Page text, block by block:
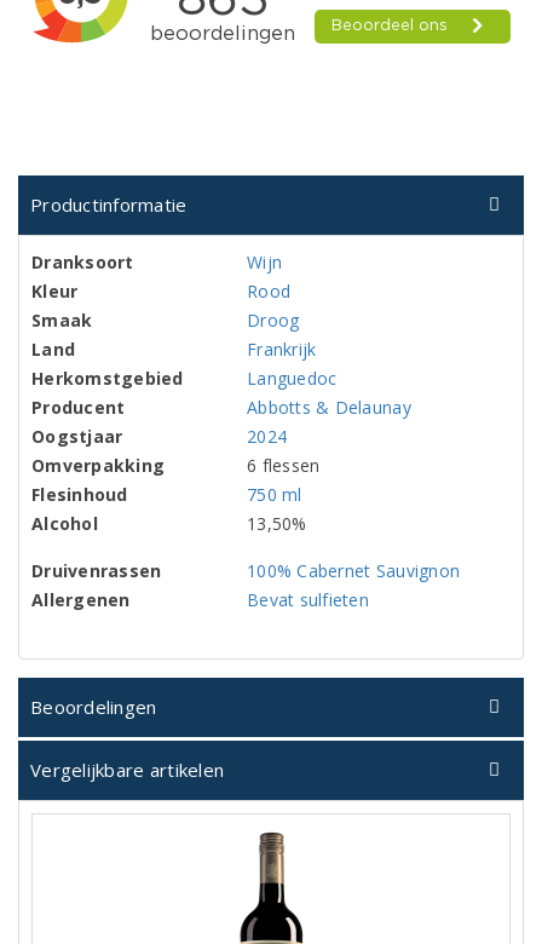
Productinformatie
Dranksoort
Wijn
Kleur
Rood
Smaak
Droog
Land
Frankrijk
Herkomstgebied
Languedoc
Producent
Abbotts & Delaunay
Oogstjaar
2024
Omverpakking
6 flessen
Flesinhoud
750 ml
Alcohol
13,50%
Druivenrassen
100% Cabernet Sauvignon
Allergenen
Bevat sulfieten
Beoordelingen
Vergelijkbare artikelen